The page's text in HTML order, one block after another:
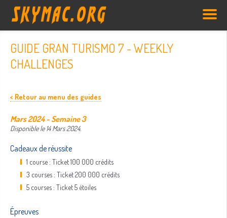
GUIDE GRAN TURISMO 7 - WEEKLY
CHALLENGES
< Retour au menu des guides
Mars 2024 - Semaine 3
Disponible le 14 Mars 2024.
Cadeaux de réussite
1 course : Ticket 100 000 crédits
3 courses : Ticket 200 000 crédits
5 courses : Ticket 5 étoiles
Épreuves